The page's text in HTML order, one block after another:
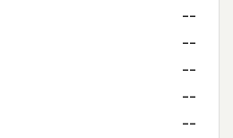
--
--
--
--
--